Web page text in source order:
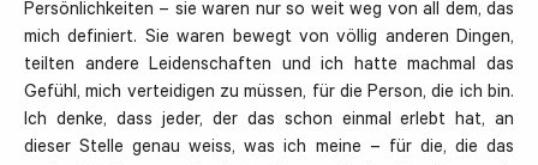
Persönlichkeiten – sie waren nur so weit weg von all dem, das
mich definiert. Sie waren bewegt von völlig anderen Dingen,
teilten andere Leidenschaften und ich hatte machmal das
Gefühl, mich verteidigen zu müssen, für die Person, die ich bin.
Ich denke, dass jeder, der das schon einmal erlebt hat, an
dieser Stelle genau weiss, was ich meine – für die, die das